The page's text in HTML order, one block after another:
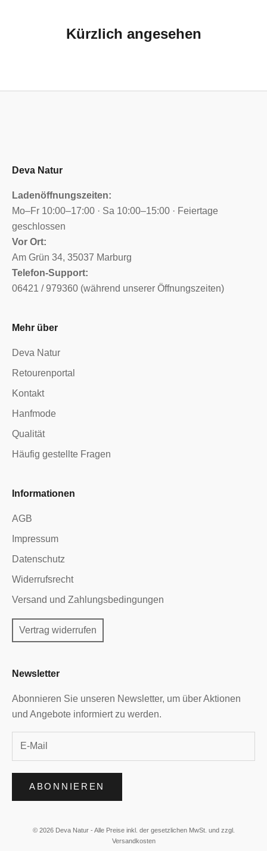
Kürzlich angesehen
Deva Natur
Ladenöffnungszeiten:
Mo–Fr 10:00–17:00 · Sa 10:00–15:00 · Feiertage
geschlossen
Vor Ort:
Am Grün 34, 35037 Marburg
Telefon-Support:
06421 / 979360 (während unserer Öffnungszeiten)
Mehr über
Deva Natur
Retourenportal
Kontakt
Hanfmode
Qualität
Häufig gestellte Fragen
Informationen
AGB
Impressum
Datenschutz
Widerrufsrecht
Versand und Zahlungsbedingungen
Vertrag widerrufen
Newsletter
Abonnieren Sie unseren Newsletter, um über Aktionen
und Angebote informiert zu werden.
ABONNIEREN
© 2026 Deva Natur - Alle Preise inkl. der gesetzlichen MwSt. und zzgl.
Versandkosten